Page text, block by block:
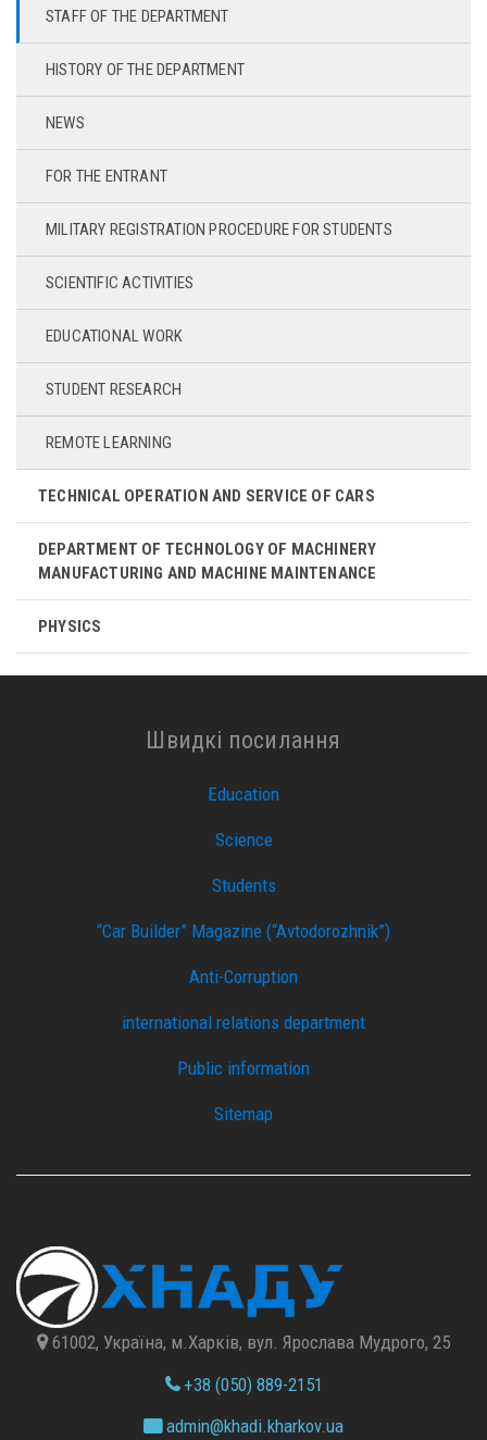
STAFF OF THE DEPARTMENT
HISTORY OF THE DEPARTMENT
NEWS
FOR THE ENTRANT
MILITARY REGISTRATION PROCEDURE FOR STUDENTS
SCIENTIFIC ACTIVITIES
EDUCATIONAL WORK
STUDENT RESEARCH
REMOTE LEARNING
TECHNICAL OPERATION AND SERVICE OF CARS
DEPARTMENT OF TECHNOLOGY OF MACHINERY
MANUFACTURING AND MACHINE MAINTENANCE
PHYSICS
Швидкі посилання
Education
Science
Students
“Car Builder” Magazine (“Avtodorozhnik”)
Anti-Corruption
international relations department
Public information
Sitemap
61002, Україна, м.Харків, вул. Ярослава Мудрого, 25
+38 (050) 889-2151
admin@khadi.kharkov.ua